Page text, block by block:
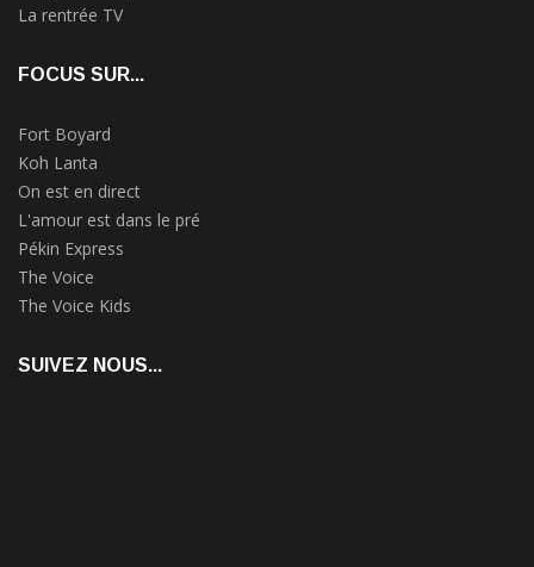
La rentrée TV
FOCUS SUR...
Fort Boyard
Koh Lanta
On est en direct
L'amour est dans le pré
Pékin Express
The Voice
The Voice Kids
SUIVEZ NOUS...